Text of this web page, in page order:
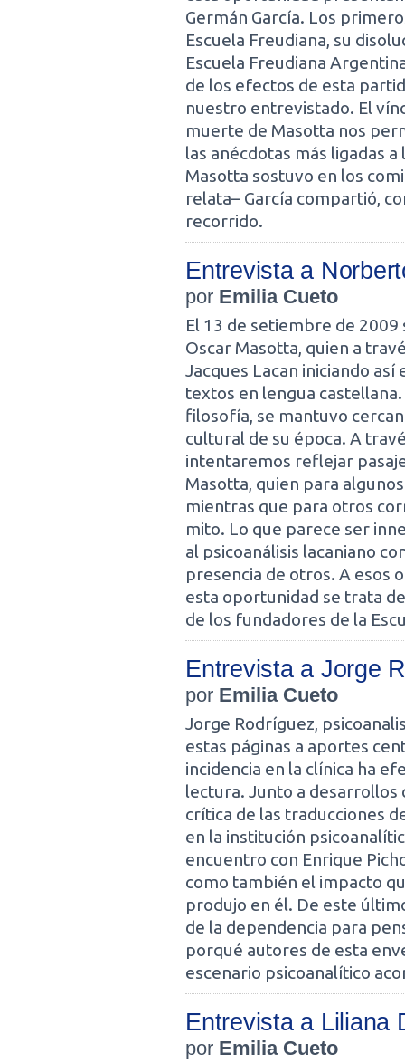
Germán García. Los
Escuela Freudiana, su
Escuela Freudiana
de los efectos de esta
nuestro entrevistado. El
muerte de Masotta nos
las anécdotas más ligadas
Masotta sostuvo en los
relata– García compartió,
recorrido.
Entrevista a
por Emilia Cueto
El 13 de setiembre de
Oscar Masotta, quien a
Jacques Lacan iniciando
textos en lengua
filosofía, se mantuvo
cultural de su época. A
intentaremos reflejar
Masotta, quien para
mientras que para otros
mito. Lo que parece ser
al psicoanálisis lacaniano
presencia de otros. A esos
esta oportunidad se trata
de los fundadores de la
Entrevista a Jorge
por Emilia Cueto
Jorge Rodríguez,
estas páginas a aportes
incidencia en la clínica ha
lectura. Junto a desarrollos
crítica de las traducciones
en la institución
encuentro con Enrique
como también el impacto
produjo en él. De este
de la dependencia para
porqué autores de esta
escenario psicoanalítico
Entrevista a Liliana
por Emilia Cueto